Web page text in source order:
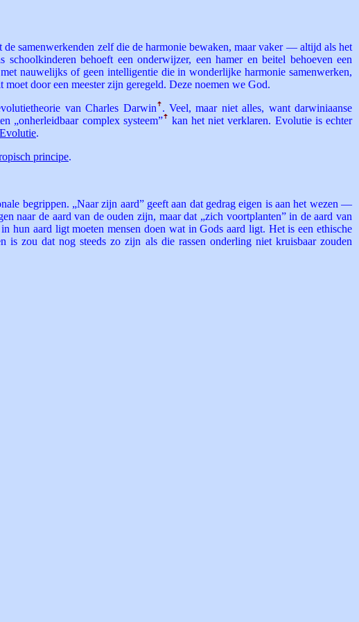
samenwerkenden zelf die de harmonie bewaken, maar vaker — altijd als het
behoeft een onderwijzer, een hamer en beitel behoeven een
nauwelijks of geen intelligentie die in wonderlijke harmonie samenwerken,
door een meester zijn geregeld. Deze noemen we God.
van Charles Darwin ꜛ . Veel, maar niet alles, want darwiniaanse
„onherleidbaar complex systeem”ꜛ kan het niet verklaren. Evolutie is echter
Evolutie.
principe.
begrippen. „Naar zijn aard” geeft aan dat gedrag eigen is aan het wezen —
naar de aard van de ouden zijn, maar dat „zich voortplanten” in de aard van
hun aard ligt moeten mensen doen wat in Gods aard ligt. Het is een ethische
is zou dat nog steeds zo zijn als die rassen onderling niet kruisbaar zouden